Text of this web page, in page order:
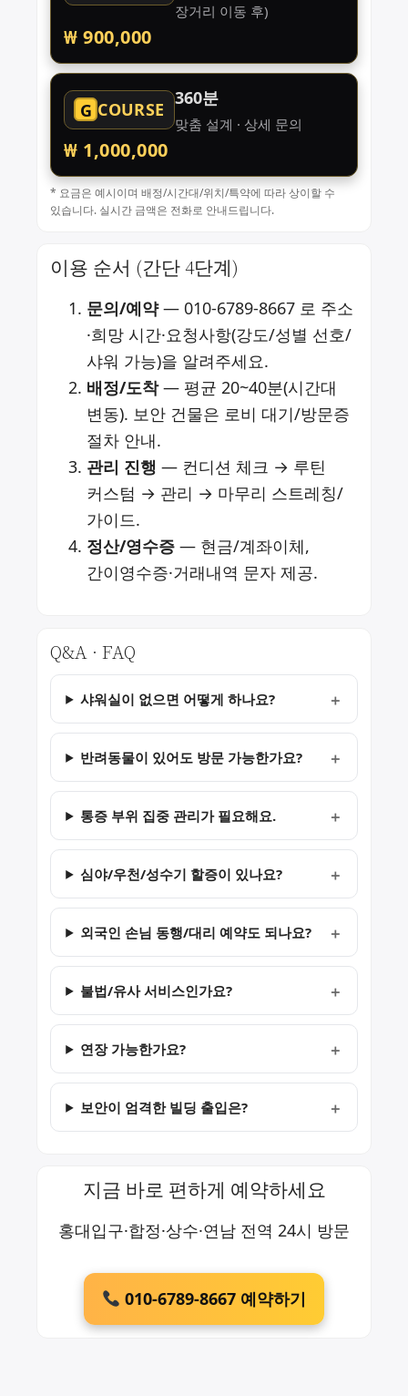
장거리 이동 후)
₩ 900,000
G COURSE
360분
맞춤 설계 · 상세 문의
₩ 1,000,000
* 요금은 예시이며 배정/시간대/위치/특약에 따라 상이할 수
있습니다. 실시간 금액은 전화로 안내드립니다.
이용 순서 (간단 4단계)
문의/예약—010-6789-8667 로 주소
·희망 시간·요청사항(강도/성별 선호/
샤워 가능)을 알려주세요.
배정/도착— 평균 20~40분(시간대
변동). 보안 건물은 로비 대기/방문증
절차 안내.
관리 진행 — 컨디션 체크 → 루틴
커스텀 → 관리 → 마무리 스트레칭/
가이드.
정산/영수증 — 현금/계좌이체,
간이영수증·거래내역 문자 제공.
Q&A · FAQ
샤워실이 없으면 어떻게 하나요?
반려동물이 있어도 방문 가능한가요?
통증 부위 집중 관리가 필요해요.
심야/우천/성수기 할증이 있나요?
외국인 손님 동행/대리 예약도 되나요?
불법/유사 서비스인가요?
연장 가능한가요?
보안이 엄격한 빌딩 출입은?
지금 바로 편하게 예약하세요
홍대입구·합정·상수·연남 전역 24시 방문
010-6789-8667 예약하기